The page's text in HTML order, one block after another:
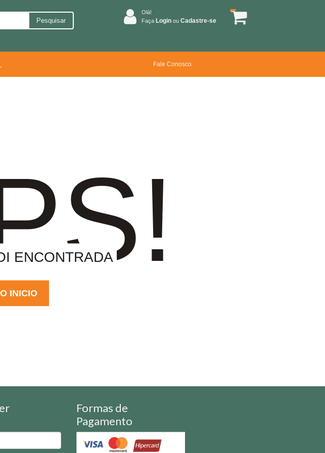
Pesquisar
Olá!
Faça Login ou Cadastre-se
Fale Conosco
ENCONTRADA
INICIO
Formas de
Pagamento